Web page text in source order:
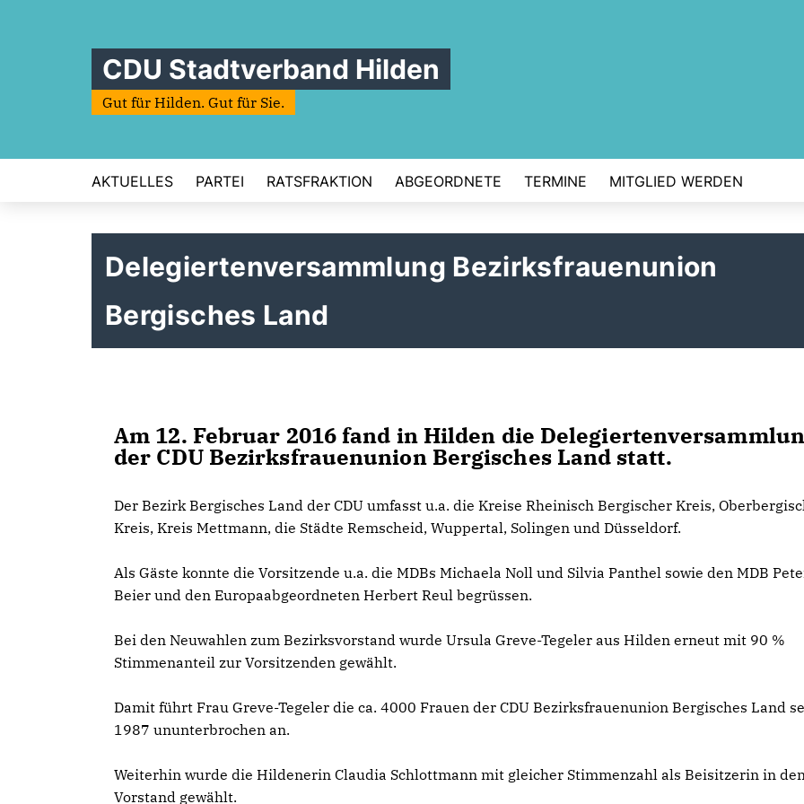
CDU Stadtverband Hilden
Gut für Hilden. Gut für Sie.
AKTUELLES PARTEI RATSFRAKTION ABGEORDNETE TERMINE MITGLIED WERDEN
Delegiertenversammlung Bezirksfrauenunion
Bergisches Land
Am 12. Februar 2016 fand in Hilden die
der CDU Bezirksfrauenunion Bergisches Land statt.
Der Bezirk Bergisches Land der CDU umfasst u.a. die Kreise Rheinisch Bergischer Kreis,
Kreis, Kreis Mettmann, die Städte Remscheid, Wuppertal, Solingen und Düsseldorf.
Als Gäste konnte die Vorsitzende u.a. die MDBs Michaela Noll und Silvia Panthel sowie den MDB
Beier und den Europaabgeordneten Herbert Reul begrüssen.
Bei den Neuwahlen zum Bezirksvorstand wurde Ursula Greve-Tegeler aus Hilden erneut mit 90 %
Stimmenanteil zur Vorsitzenden gewählt.
Damit führt Frau Greve-Tegeler die ca. 4000 Frauen der CDU Bezirksfrauenunion Bergisches Land
1987 ununterbrochen an.
Weiterhin wurde die Hildenerin Claudia Schlottmann mit gleicher Stimmenzahl als Beisitzerin in
Vorstand gewählt.